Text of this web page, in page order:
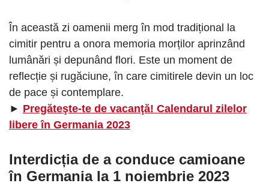
În această zi oamenii merg în mod tradițional la
cimitir pentru a onora memoria morților aprinzând
lumânări și depunând flori. Este un moment de
reflecție și rugăciune, în care cimitirele devin un loc
de pace și contemplare.
► Pregăteşte-te de vacanţă! Calendarul zilelor
libere în Germania 2023
Interdicția de a conduce camioane
în Germania la 1 noiembrie 2023